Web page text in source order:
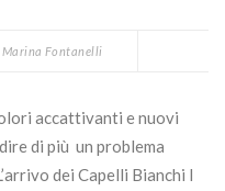
Marina Fontanelli
accattivanti e nuovi
di più un problema
dei Capelli Bianchi I